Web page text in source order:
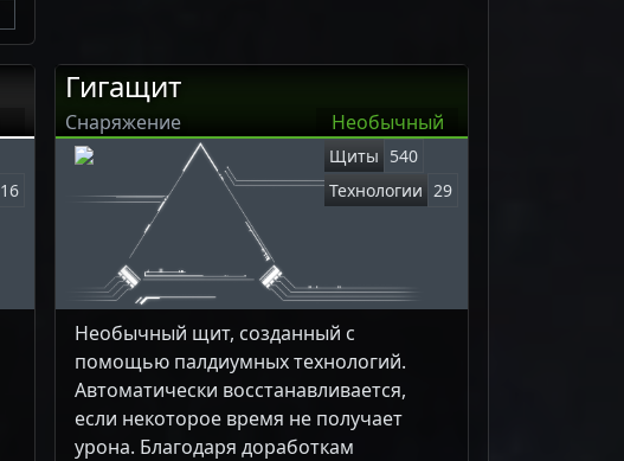
16
Гигащит
Снаряжение Необычный
Щиты 540
Технологии 29
Необычный щит, созданный с
помощью палдиумных технологий.
Автоматически восстанавливается,
если некоторое время не получает
урона. Благодаря доработкам